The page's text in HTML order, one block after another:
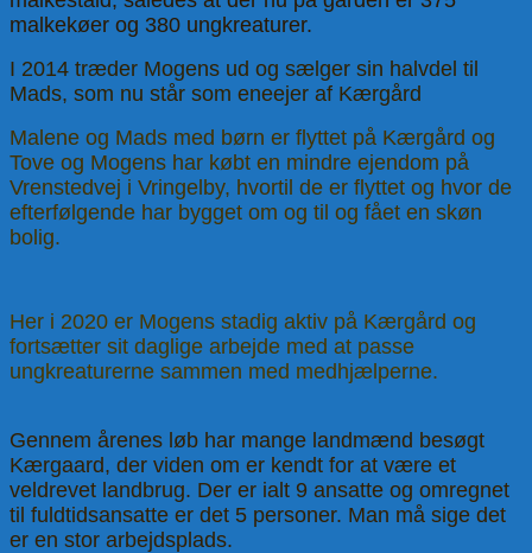
malkekøer og 380 ungkreaturer.
I 2014 træder Mogens ud og sælger sin halvdel til
Mads, som nu står som eneejer af Kærgård
Malene og Mads med børn er flyttet på Kærgård og
Tove og Mogens har købt en mindre ejendom på
Vrenstedvej i Vringelby, hvortil de er flyttet og hvor de
efterfølgende har bygget om og til og fået en skøn
bolig.
Her i 2020 er Mogens stadig aktiv på Kærgård og
fortsætter sit daglige arbejde med at passe
ungkreaturerne sammen med medhjælperne.
Gennem årenes løb har mange landmænd besøgt
Kærgaard, der viden om er kendt for at være et
veldrevet landbrug. Der er ialt 9 ansatte og omregnet
til fuldtidsansatte er det 5 personer. Man må sige det
er en stor arbejdsplads.